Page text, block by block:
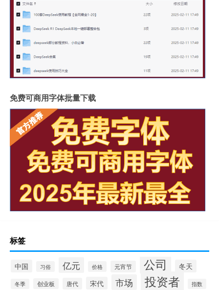
免费可商用字体批量下载
标签
中国 习俗 亿元 价格 元宵节 公司 冬天
冬季 创业板 唐代 宋代 市场 投资者 指数